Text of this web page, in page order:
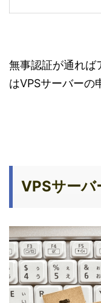
無事認証が通れば
はVPSサーバーの
VPSサーバ